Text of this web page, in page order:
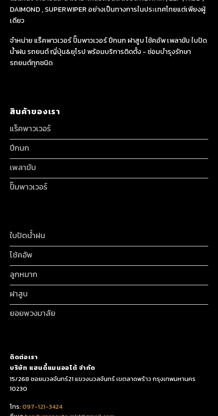
DAIMOND , SUPERWIPER อย่างเป็นทางการในประเทศไทยแต่เพียงผู้
เดียว
จำหน่าย แร็คพาวเวอร์ ปั๊มพาวเวอร์ ปีกนก ฝาสูบ โช้คอัพ เพลาขับ ใบปัด
น้ำฝน รถยนต์ ญี่ปุ่น&ยุโรป พร้อมบริการติดตั้ง - ซ่อมบำรุงรักษา
รถยนต์ทุกชนิด
สินค้าของเรา
แร็คพาวเวอร์
ปีกนก
เพลาขับ
ปั๊มพาวเวอร์
ใบปัดน้ำฝน
โช้คอัพ
ลูกหมาก
ฝาสูบ
ยอยพวงมาลัย
ติดต่อเรา
บริษัท แฮนดี้แมนออโต้ จำกัด
15/268 ซอยนวลจันทร์21 แขวงนวลจันทร์ เขตลาดพร้าว กรุงเทพมหานคร
10230
โทร:097-121-3424